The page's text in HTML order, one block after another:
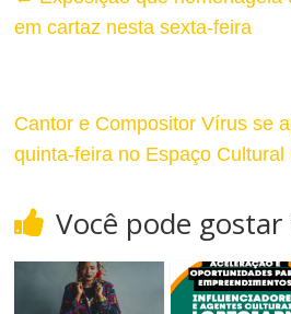
A
o
o
n
r
a
m
n
em cartaz nesta sexta-feira
Cantor e Compositor Vírus se
quinta-feira no Espaço Cultural
Você pode